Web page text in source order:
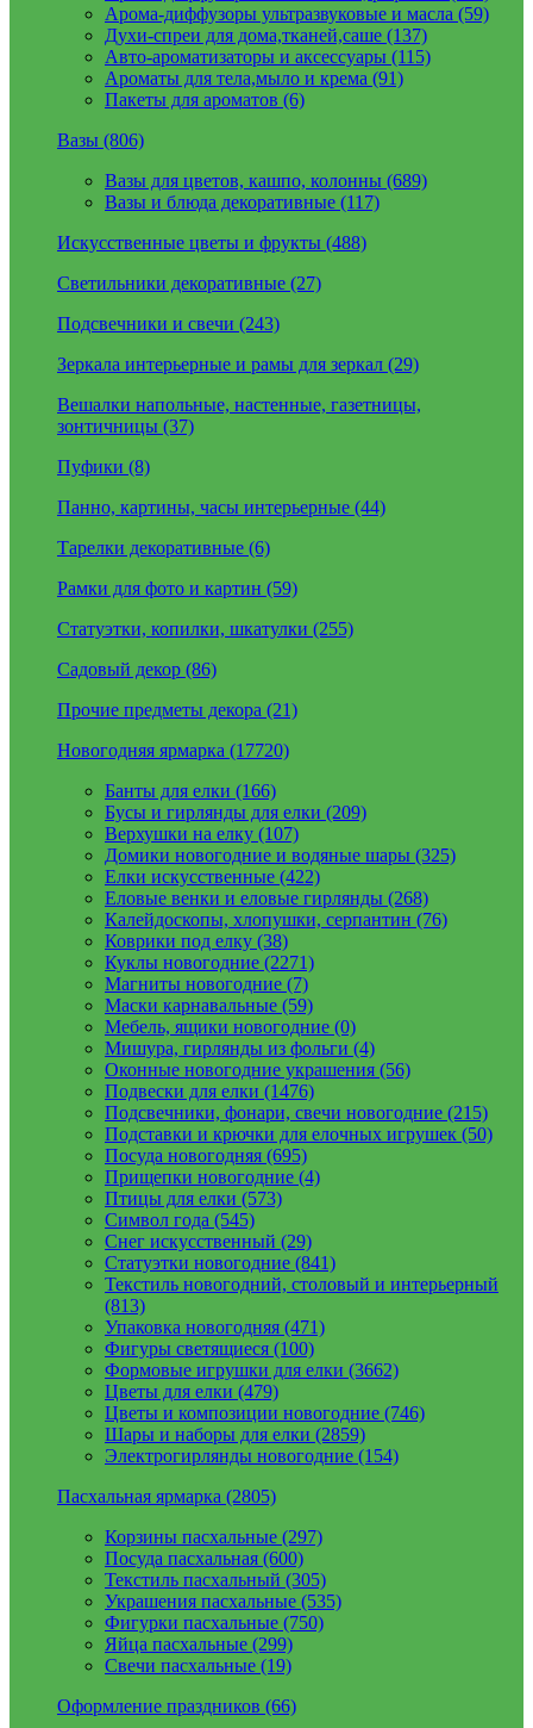
Арома-диффузоры ультразвуковые и масла (59)
Духи-спреи для дома,тканей,саше (137)
Авто-ароматизаторы и аксессуары (115)
Ароматы для тела,мыло и крема (91)
Пакеты для ароматов (6)
Вазы (806)
Вазы для цветов, кашпо, колонны (689)
Вазы и блюда декоративные (117)
Искусственные цветы и фрукты (488)
Светильники декоративные (27)
Подсвечники и свечи (243)
Зеркала интерьерные и рамы для зеркал (29)
Вешалки напольные, настенные, газетницы,
зонтичницы (37)
Пуфики (8)
Панно, картины, часы интерьерные (44)
Тарелки декоративные (6)
Рамки для фото и картин (59)
Статуэтки, копилки, шкатулки (255)
Садовый декор (86)
Прочие предметы декора (21)
Новогодняя ярмарка (17720)
Банты для елки (166)
Бусы и гирлянды для елки (209)
Верхушки на елку (107)
Домики новогодние и водяные шары (325)
Елки искусственные (422)
Еловые венки и еловые гирлянды (268)
Калейдоскопы, хлопушки, серпантин (76)
Коврики под елку (38)
Куклы новогодние (2271)
Магниты новогодние (7)
Маски карнавальные (59)
Мебель, ящики новогодние (0)
Мишура, гирлянды из фольги (4)
Оконные новогодние украшения (56)
Подвески для елки (1476)
Подсвечники, фонари, свечи новогодние (215)
Подставки и крючки для елочных игрушек (50)
Посуда новогодняя (695)
Прищепки новогодние (4)
Птицы для елки (573)
Символ года (545)
Снег искусственный (29)
Статуэтки новогодние (841)
Текстиль новогодний, столовый и интерьерный
(813)
Упаковка новогодняя (471)
Фигуры светящиеся (100)
Формовые игрушки для елки (3662)
Цветы для елки (479)
Цветы и композиции новогодние (746)
Шары и наборы для елки (2859)
Электрогирлянды новогодние (154)
Пасхальная ярмарка (2805)
Корзины пасхальные (297)
Посуда пасхальная (600)
Текстиль пасхальный (305)
Украшения пасхальные (535)
Фигурки пасхальные (750)
Яйца пасхальные (299)
Свечи пасхальные (19)
Оформление праздников (66)